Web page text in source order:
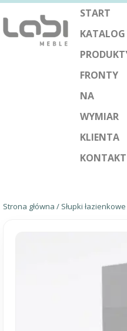
START
KATALOG
FRONTY
NA
WYMIAR
KLIENTA
KONTAKT
Strona główna / Słupki łazienkowe